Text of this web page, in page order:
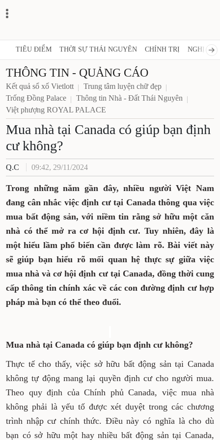
TIÊU ĐIỂM THỜI SỰ THÁI NGUYÊN CHÍNH TRỊ NGHỊ
THÔNG TIN - QUẢNG CÁO
Kết quả sổ xố Vietlott
Trung tâm luyện chữ đẹp
Trống Đồng Palace
Thông tin Nhà - Đất Thái Nguyên
Việt phượng ROYAL PALACE
Mua nhà tại Canada có giúp bạn định
cư không?
Q.C 09:42, 29/11/2024
Trong những năm gần đây, nhiều người Việt Nam
đang cân nhắc việc định cư tại Canada thông qua việc
mua bất động sản, với niềm tin rằng sở hữu một căn
nhà có thể mở ra cơ hội định cư. Tuy nhiên, đây là
một hiểu lầm phổ biến cần được làm rõ. Bài viết này
sẽ giúp bạn hiểu rõ mối quan hệ thực sự giữa việc
mua nhà và cơ hội định cư tại Canada, đồng thời cung
cấp thông tin chính xác về các con đường định cư hợp
pháp mà bạn có thể theo đuổi.
Mua nhà tại Canada có giúp bạn định cư không?
Thực tế cho thấy, việc sở hữu bất động sản tại Canada
không tự động mang lại quyền định cư cho người mua.
Theo quy định của Chính phủ Canada, việc mua nhà
không phải là yếu tố được xét duyệt trong các chương
trình nhập cư chính thức. Điều này có nghĩa là cho dù
bạn có sở hữu một hay nhiều bất động sản tại Canada,